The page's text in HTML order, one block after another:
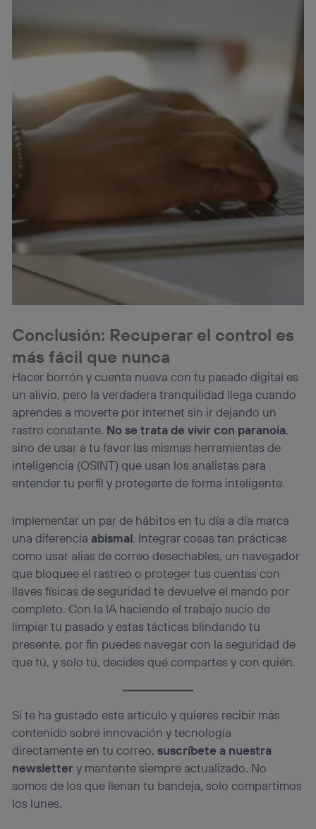
Conclusión: Recuperar el control es
más fácil que nunca
Hacer borrón y cuenta nueva con tu pasado digital es
un alivio, pero la verdadera tranquilidad llega cuando
aprendes a moverte por internet sin ir dejando un
rastro constante. No se trata de vivir con paranoia,
sino de usar a tu favor las mismas herramientas de
inteligencia (OSINT) que usan los analistas para
entender tu perfil y protegerte de forma inteligente.
Implementar un par de hábitos en tu día a día marca
una diferencia abismal. Integrar cosas tan prácticas
como usar alias de correo desechables, un navegador
que bloquee el rastreo o proteger tus cuentas con
llaves físicas de seguridad te devuelve el mando por
completo. Con la IA haciendo el trabajo sucio de
limpiar tu pasado y estas tácticas blindando tu
presente, por fin puedes navegar con la seguridad de
que tú, y solo tú, decides qué compartes y con quién.
Si te ha gustado este artículo y quieres recibir más
contenido sobre innovación y tecnología
directamente en tu correo,suscríbete a nuestra
newslettery mantente siempre actualizado. No
somos de los que llenan tu bandeja, solo compartimos
los lunes.